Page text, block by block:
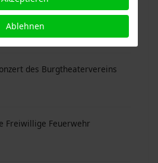
Zeitalter
des Burgtheatervereins
Freiwillige Feuerwehr
Ablehnen